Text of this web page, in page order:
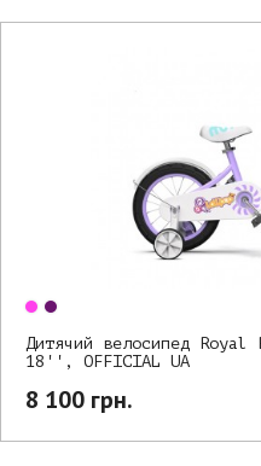
Дитячий велосипед Royal
18'', OFFICIAL UA
8 100 грн.